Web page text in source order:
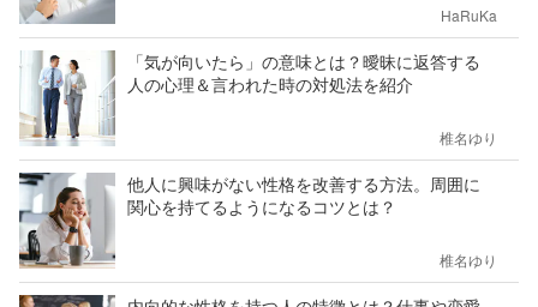
HaRuKa
「気が向いたら」の意味とは？曖昧に返答する
人の心理＆言われた時の対処法を紹介
椎名ゆり
他人に興味がない性格を改善する方法。周囲に
関心を持てるようになるコツとは？
椎名ゆり